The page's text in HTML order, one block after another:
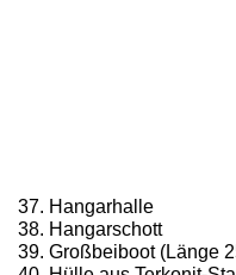
Hangarhalle
Hangarschott
Großbeiboot (Länge